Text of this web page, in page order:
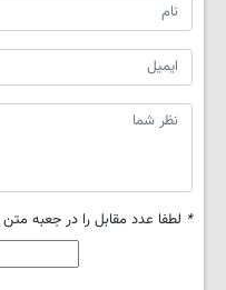
* لطفا عدد مقابل را در جعبه متن